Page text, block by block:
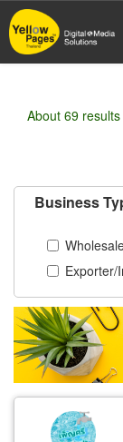
Skip
to
main
About 69
Business
Exporter/